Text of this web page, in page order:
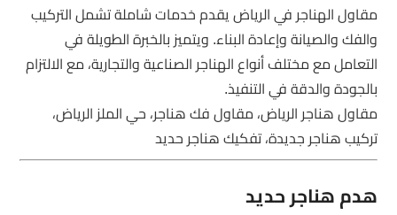
مقاول الهناجر في الرياض يقدم خدمات شاملة تشمل التركيب
والفك والصيانة وإعادة البناء. ويتميز بالخبرة الطويلة في
التعامل مع مختلف أنواع الهناجر الصناعية والتجارية، مع الالتزام
بالجودة والدقة في التنفيذ.
مقاول هناجر الرياض، مقاول فك هناجر، حي الملز الرياض،
تركيب هناجر جديدة، تفكيك هناجر حديد
هدم هناجر حديد